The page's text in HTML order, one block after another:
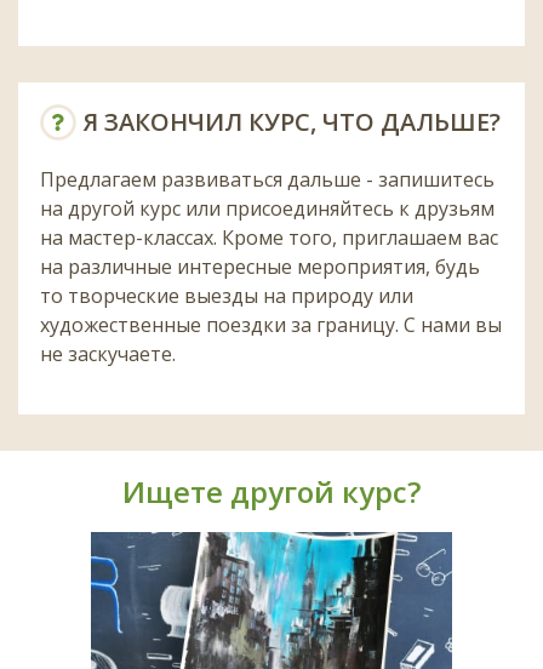
Я ЗАКОНЧИЛ КУРС, ЧТО ДАЛЬШЕ?
Предлагаем развиваться дальше - запишитесь
на другой курс или присоединяйтесь к друзьям
на мастер-классах. Кроме того, приглашаем вас
на различные интересные мероприятия, будь
то творческие выезды на природу или
художественные поездки за границу. С нами вы
не заскучаете.
Ищете другой курс?